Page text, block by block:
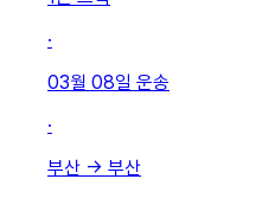
·
03월 08일 운송
·
부산 → 부산